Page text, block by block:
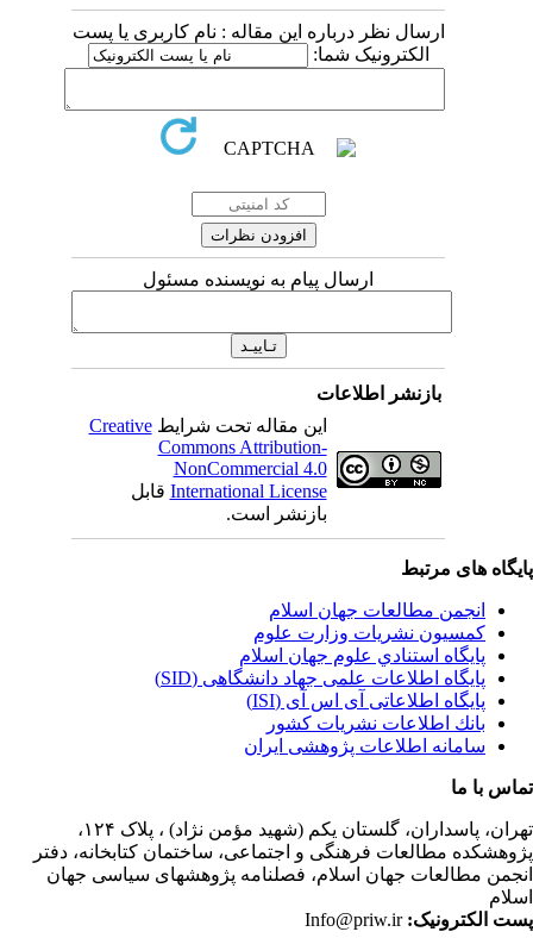
ارسال نظر درباره این مقاله : نام کاربری یا پست
الکترونیک شما:
ارسال پیام به نویسنده مسئول
بازنشر اطلاعات
این مقاله تحت شرایطCreative
Commons Attribution-
NonCommercial 4.0
International Licenseقابل
بازنشر است.
های مرتبط
انجمن مطالعات جهان اسلام
کمسیون نشریات وزارت علوم
پايگاه استنادي علوم جهان اسلام
پایگاه اطلاعات علمی جهاد دانشگاهی (SID)
پایگاه اطلاعاتی آی اس آی (ISI)
بانك اطلاعات نشريات كشور
سامانه اطلاعات پژوهشی ایران
با ما
پاسداران، گلستان یکم (شهید مؤمن نژاد) ، پلاک ۱۲۴،
مطالعات فرهنگی و اجتماعی، ساختمان کتابخانه، دفتر
مطالعات جهان اسلام، فصلنامه پژوهشهای سیاسی جهان
الکترونیک:Info@priw.ir